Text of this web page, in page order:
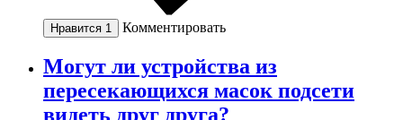
Нравится 1 Комментировать
Могут ли устройства из
пересекающихся масок подсети
видеть друг друга?